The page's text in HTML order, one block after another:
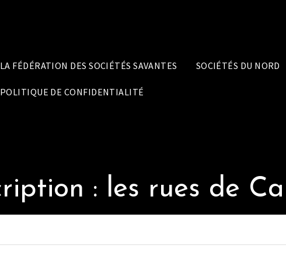
LA FÉDÉRATION DES SOCIÉTÉS SAVANTES SOCIÉTÉS DU NORD
POLITIQUE DE CONFIDENTIALITÉ
: les rues de